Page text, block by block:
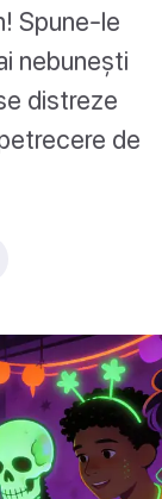
Spune-le
nebunești
distreze
de